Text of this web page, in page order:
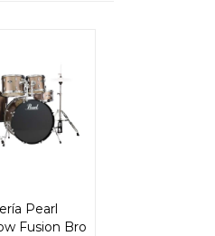
Pearl
Fusion Bro